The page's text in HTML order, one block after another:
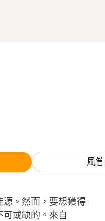
風
。然而，要想獲得
或缺的。來自